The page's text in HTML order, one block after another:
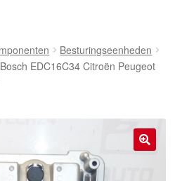
Besturingseenheden
EDC16C34 Citroën Peugeot